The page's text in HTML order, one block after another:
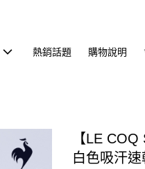
熱銷話題 購物說明
【LE
白色吸汗